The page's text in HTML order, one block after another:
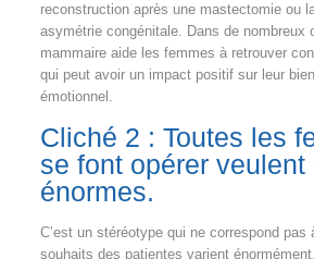
reconstruction après une mastectomie ou
asymétrie congénitale. Dans de nombreux
mammaire aide les femmes à retrouver
qui peut avoir un impact positif sur leur
émotionnel.
Cliché 2 : Toutes les
se font opérer
énormes.
C’est un stéréotype qui ne correspond pas
souhaits des patientes varient